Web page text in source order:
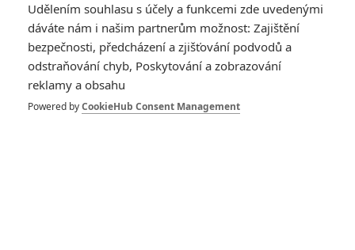
1 ČLÁNEK | 30.07.2026 20:14
Děti krve a kostí: Regulérní trailer představuje akční fantasy
dobrodružství s vůní Afriky
1ČLÁNEK | 30.07.2026 12:31
Spider-Man: Zbrusu nový den – Podle recenzí máme čekat
překvapivě emotivní a osobní film
Udělením souhlasu s účely a funkcemi zde uvedenými
dáváte nám i našim partnerům možnost: Zajištění
bezpečnosti, předcházení a zjišťování podvodů a
odstraňování chyb, Poskytování a zobrazování
reklamy a obsahu
Powered byCookieHub Consent Management